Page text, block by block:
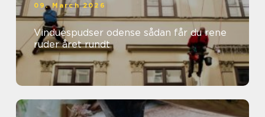
09. March 2026
Vinduespudser odense sådan får du rene
ruder året rundt